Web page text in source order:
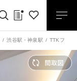
渋谷駅 ・神泉駅 TTKフラッ